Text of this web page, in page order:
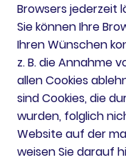
Browsers jederzeit
Sie können Ihre
Ihren Wünschen
z. B. die Annahme
allen Cookies
sind Cookies, die
wurden, folglich
Website auf der
weisen Sie darauf